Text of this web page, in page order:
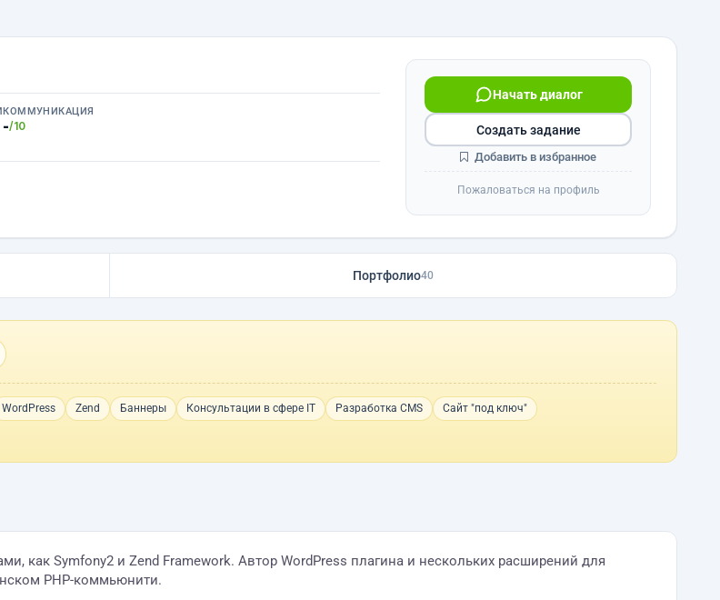
КОММУНИКАЦИЯ
-/10
Начать диалог
Создать задание
Добавить в избранное
Пожаловаться на профиль
Портфолио40
WordPress Zend Баннеры Консультации в сфере IT Разработка CMS
Сайт "под ключ"
как Symfony2 и Zend Framework. Автор WordPress плагина и нескольких расширений для
PHP-коммьюнити.